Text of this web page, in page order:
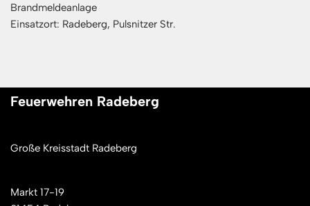
Brandmeldeanlage
Einsatzort: Radeberg, Pulsnitzer Str.
Feuerwehren Radeberg
Große Kreisstadt Radeberg
Markt 17-19